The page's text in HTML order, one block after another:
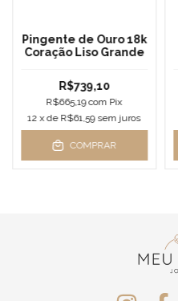
Pingente de Ouro 18k
Coração Liso Grande
R$739,10
R$665,19com Pix
12 x de R$61,59 sem juros
COMPRAR